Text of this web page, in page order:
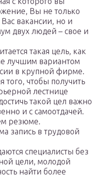
Вы не только
вакансии, но и
двух людей – свое и
такая цель, как
лучшим вариантом
в крупной фирме.
того, чтобы получить
лестнице
такой цел важно
и с самоотдачей.
резюме.
запись в трудовой
специалисты без
цели, молодой
найти более